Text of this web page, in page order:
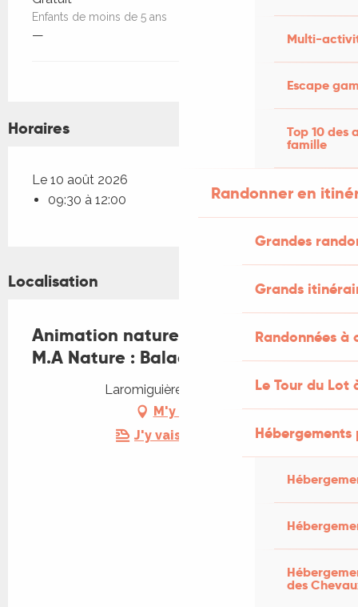
Multi-
Escape
Top 10 des
famille
Randonner en
Grandes
Grands
Randonnées
Le Tour du Lot
des
Enfants de moins de 5 ans
—
Horaires
Le 10 août 2026
09:30 à 12:00
Localisation
Animation nature en famille avec
M.A Nature : Balade des sens
Laromiguière, 46170 Pern
M'y rendre
J'y vais en train !